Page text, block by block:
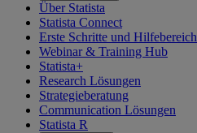
Über Statista
Statista Connect
Erste Schritte und Hilfebereich
Webinar & Training Hub
Statista+
Research Lösungen
Strategieberatung
Communication Lösungen
Statista R